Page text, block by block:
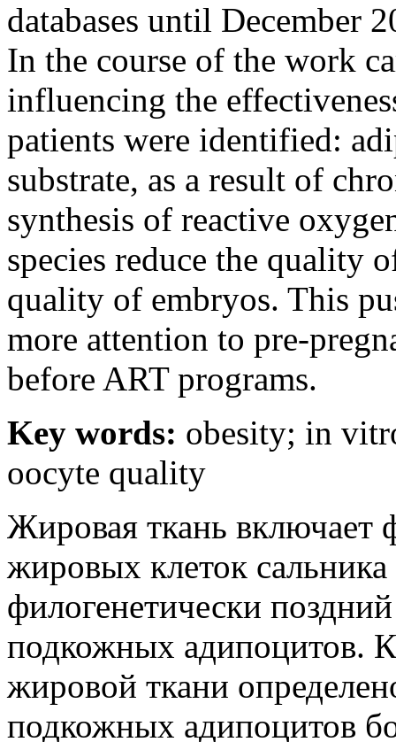
databases until December
In the course of the work
influencing the
patients were identified:
substrate, as a result of
synthesis of reactive
species reduce the quality
quality of embryos. This
more attention to pre-
before ART programs.
Key words: obesity; in
oocyte quality
Жировая ткань включает
жировых клеток
филогенетически
подкожных адипоцитов.
жировой ткани
подкожных адипоцитов